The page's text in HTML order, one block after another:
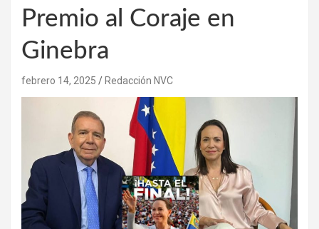
Premio al Coraje en
Ginebra
febrero 14, 2025 Redacción NVC